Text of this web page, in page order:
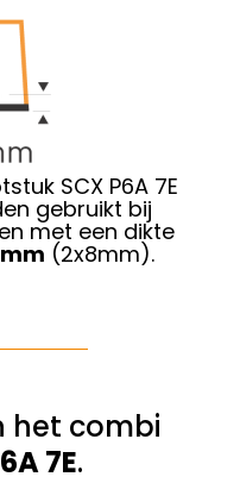
SCX P6A 7E
gebruikt bij
met een dikte
(2x8mm).
het combi
7E.